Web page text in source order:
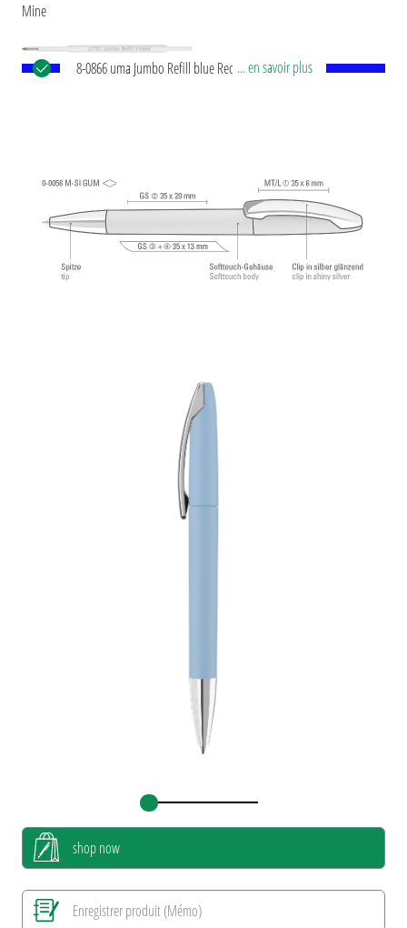
Mine
8-0866 uma Jumbo Refill blue Recharge
Dokumental
selon norme ISO 12757-2,
... en savoir plus
shop now
Enregistrer produit (Mémo)